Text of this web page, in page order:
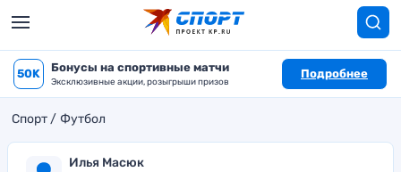
50K Бонусы на спортивные матчи
Эксклюзивные акции, розыгрыши призов
Подробнее
Спорт Футбол
Илья Масюк